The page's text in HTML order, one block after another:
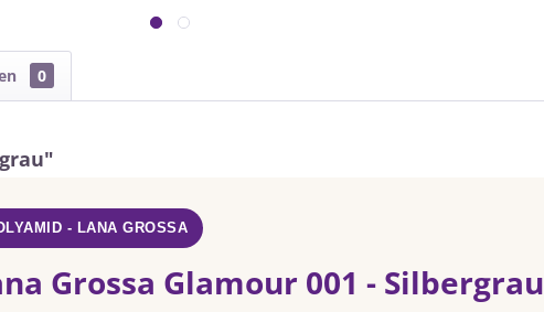
0
- LANA GROSSA
Grossa Glamour 001 - Silbergrau